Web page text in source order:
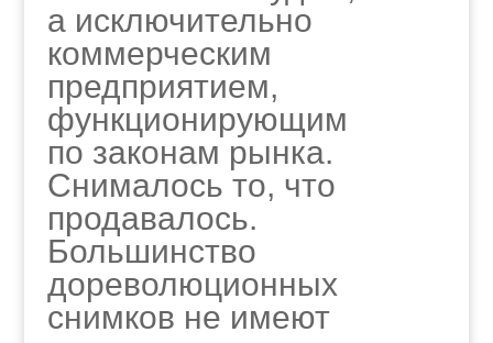
а исключительно
коммерческим
предприятием,
функционирующим
по законам рынка.
Снималось то, что
продавалось.
Большинство
дореволюционных
снимков не имеют